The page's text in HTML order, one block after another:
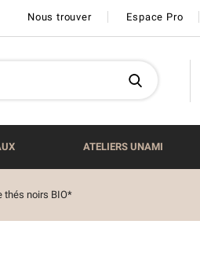
Nous trouver Espace Pro
ATELIERS UNAMI
thés noirs BIO*